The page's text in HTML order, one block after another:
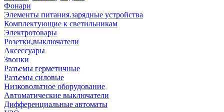
Фонари
Элементы питания.зарядные устройства
Комплектующие к светильникам
Электротовары
Розетки,выключатели
Аксессуары
Звонки
Разъемы герметичные
Разъемы силовые
Низковольтное оборудование
Автоматические выключатели
Дифференциальные автоматы